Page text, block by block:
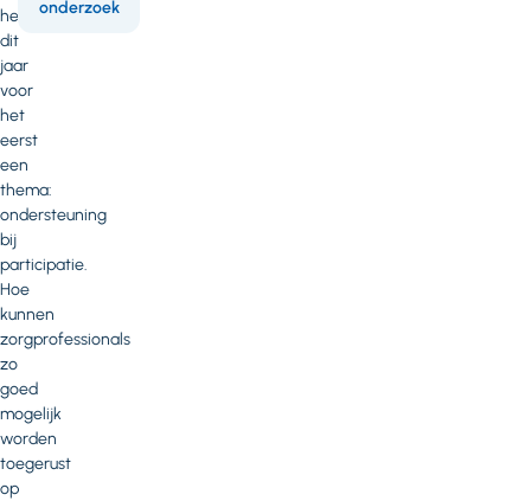
heeft
dit
jaar
voor
het
eerst
een
thema:
ondersteuning
bij
participatie.
Hoe
kunnen
zorgprofessionals
zo
goed
mogelijk
worden
toegerust
op
onderzoek